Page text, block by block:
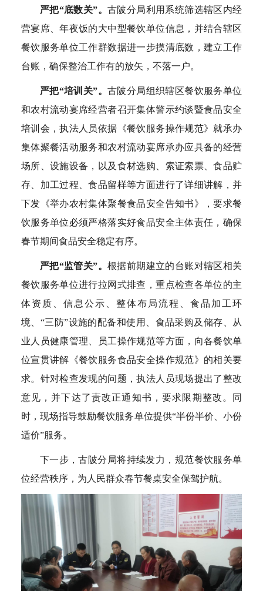
严把“底数关”。古陂分局利用系统筛选辖区内经
营宴席、年夜饭的大中型餐饮单位信息，并结合辖区
餐饮服务单位工作群数据进一步摸清底数，建立工作
台账，确保整治工作有的放矢，不落一户。
严把“培训关”。古陂分局组织辖区餐饮服务单位
和农村流动宴席经营者召开集体警示约谈暨食品安全
培训会，执法人员依据《餐饮服务操作规范》就承办
集体聚餐活动服务和农村流动宴席承办应具备的经营
场所、设施设备，以及食材选购、索证索票、食品贮
存、加工过程、食品留样等方面进行了详细讲解，并
下发《举办农村集体聚餐食品安全告知书》，要求餐
饮服务单位必须严格落实好食品安全主体责任，确保
春节期间食品安全稳定有序。
严把“监管关”。根据前期建立的台账对辖区相关
餐饮服务单位进行拉网式排查，重点检查各单位的主
体资质、信息公示、整体布局流程、食品加工环
境、“三防”设施的配备和使用、食品采购及储存、从
业人员健康管理、员工操作规范等方面，向各餐饮单
位宣贯讲解《餐饮服务食品安全操作规范》的相关要
求。针对检查发现的问题，执法人员现场提出了整改
意见，并下达了责改正通知书，要求限期整改。同
时，现场指导鼓励餐饮服务单位提供“半份半价、小份
适价”服务。
下一步，古陂分局将持续发力，规范餐饮服务单
位经营秩序，为人民群众春节餐桌安全保驾护航。